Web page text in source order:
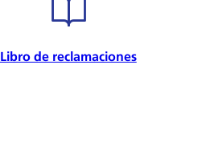
Libro de reclamaciones